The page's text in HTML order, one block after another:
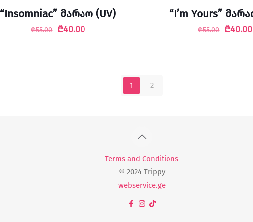
“Insomniac” მარაო (UV)
₾55.00
Original
₾40.00Current
“I’m Yours”
₾55.00
Original
₾40.00
1 2
Terms and Conditions
© 2024 Trippy
webservice.ge